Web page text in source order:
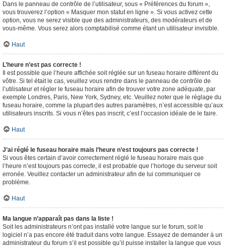
Dans le panneau de contrôle de l’utilisateur, sous « Préférences du forum »,
vous trouverez l’option « Masquer mon statut en ligne ». Si vous activez cette
option, vous ne serez visible que des administrateurs, des modérateurs et de
vous-même. Vous serez alors comptabilisé comme étant un utilisateur invisible.
Haut
L’heure n’est pas correcte !
Il est possible que l’heure affichée soit réglée sur un fuseau horaire différent du
vôtre. Si tel était le cas, veuillez vous rendre dans le panneau de contrôle de
l’utilisateur et régler le fuseau horaire afin de trouver votre zone adéquate, par
exemple Londres, Paris, New York, Sydney, etc. Veuillez noter que le réglage du
fuseau horaire, comme la plupart des autres paramètres, n’est accessible qu’aux
utilisateurs inscrits. Si vous n’êtes pas inscrit, c’est l’occasion idéale de le faire.
Haut
J’ai réglé le fuseau horaire mais l’heure n’est toujours pas correcte !
Si vous êtes certain d’avoir correctement réglé le fuseau horaire mais que
l’heure n’est toujours pas correcte, il est probable que l’horloge du serveur soit
erronée. Veuillez contacter un administrateur afin de lui communiquer ce
problème.
Haut
Ma langue n’apparaît pas dans la liste !
Soit les administrateurs n’ont pas installé votre langue sur le forum, soit le
logiciel n’a pas encore été traduit dans votre langue. Essayez de demander à un
administrateur du forum s’il est possible qu’il puisse installer la langue que vous